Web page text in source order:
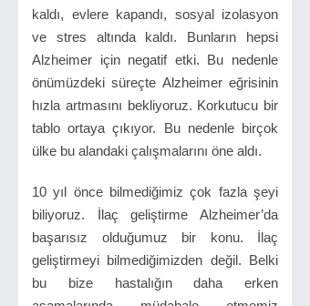
kaldı, evlere kapandı, sosyal izolasyon
ve stres altında kaldı. Bunların hepsi
Alzheimer için negatif etki. Bu nedenle
önümüzdeki süreçte Alzheimer eğrisinin
hızla artmasını bekliyoruz. Korkutucu bir
tablo ortaya çıkıyor. Bu nedenle birçok
ülke bu alandaki çalışmalarını öne aldı.
10 yıl önce bilmediğimiz çok fazla şeyi
biliyoruz. İlaç geliştirme Alzheimer’da
başarısız olduğumuz bir konu. İlaç
geliştirmeyi bilmediğimizden değil. Belki
bu bize hastalığın daha erken